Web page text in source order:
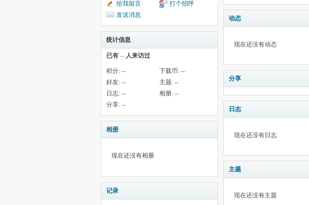
给我留言
打个招呼
发送消息
统计信息
已有 -- 人来访过
积分: -- 下载币: --
好友: -- 主题: --
日志: -- 相册: --
分享: --
相册
现在还没有相册
记录
动态
现在还没有动态
分享
日志
现在还没有日志
主题
现在还没有主题